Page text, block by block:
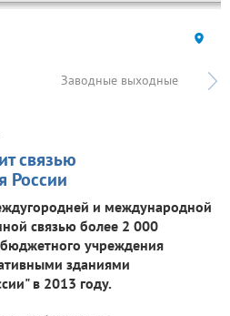
Заводные выходные
связью
России
и международной
связью более 2 000
учреждения
зданиями
в 2013 году.